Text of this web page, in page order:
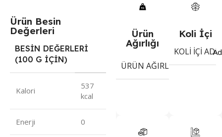
Ürün Besin
Değerleri
BESİN DEĞERLERİ
(100 G İÇİN)
Kalori
537
kcal
Enerji 0
Ürün
Ağırlığı
ÜRÜN AĞIRLIĞI
Koli İçi
KOLI İÇI